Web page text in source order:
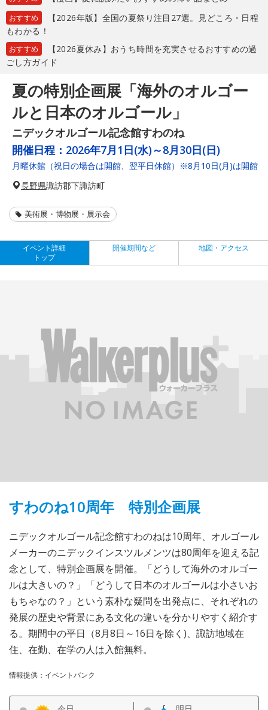
おすすめ
【2026年版】全国の夏祭り注目27選。見どころ・日程
もわかる！
おすすめ
【2026夏休み】おうち時間を充実させるおすすめの過
ごし方ガイド
夏の特別企画展「海外のオルゴー
ルと日本のオルゴール」
ニデックオルゴール記念館すわのね
開催日程： 2026年7月1日(水)～8月30日(日)
月曜休館（祝日の場合は開館、翌平日休館）※8月10日(月)は開館
長野県諏訪郡下諏訪町
美術展・博物展・展示会
イベント詳細
トップ
開催期間など 地図・アクセス
すわのね10周年 特別企画展
ニデックオルゴール記念館すわのねは10周年、オルゴール
メーカーのニデックインスツルメンツは80周年を迎える記
念として、特別企画展を開催。「どうして海外のオルゴー
ルは大きいの？」「どうして日本のオルゴールは小さいお
もちゃなの？」という素朴な疑問を出発点に、それぞれの
発展の歴史や背景にある文化の違いを分かりやすく紹介す
る。期間中の平日（8月8日～16日を除く)、諏訪地域在
住、在勤、在学の人は入館無料。
情報提供：イベントバンク